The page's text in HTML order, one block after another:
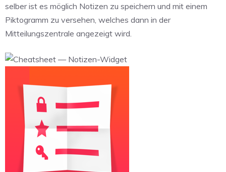
selber ist es möglich Notizen zu speichern und mit einem
Piktogramm zu versehen, welches dann in der
Mitteilungszentrale angezeigt wird.